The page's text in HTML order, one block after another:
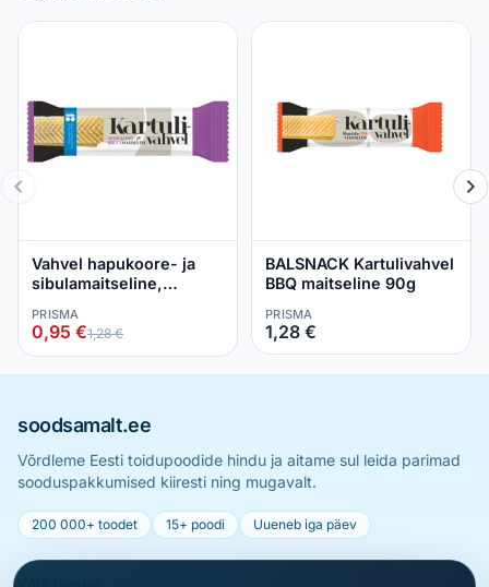
Vahvel hapukoore- ja
sibulamaitseline,
PRISMA
0,95 €1,28 €
BALSNACK Kartulivahvel
BBQ maitseline 90g
PRISMA
1,28 €
soodsamalt.ee
Võrdleme Eesti toidupoodide hindu ja aitame sul leida parimad
sooduspakkumised kiiresti ning mugavalt.
200 000+ toodet 15+ poodi Uueneb iga päev